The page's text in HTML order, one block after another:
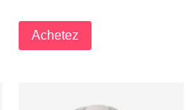
Achetez